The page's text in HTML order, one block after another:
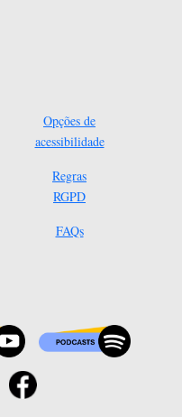
Opções de
acessibilidade
Regras
RGPD
FAQs